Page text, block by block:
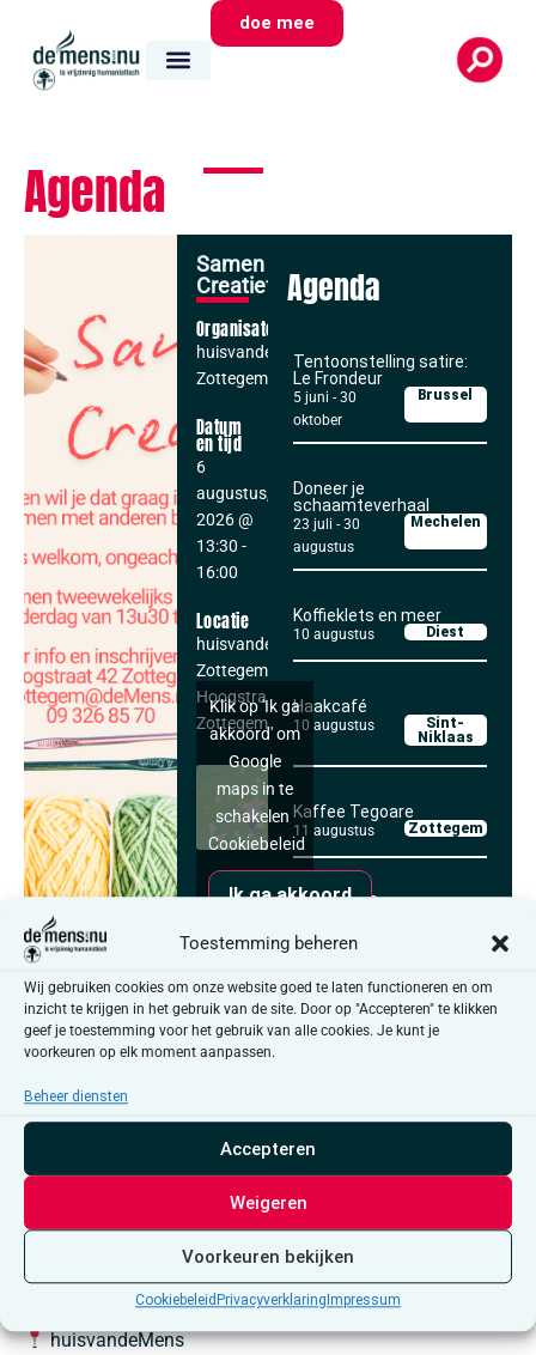
Toestemming beheren
Wij gebruiken cookies om onze website goed te laten functioneren en om
inzicht te krijgen in het gebruik van de site. Door op "Accepteren" te klikken
geef je toestemming voor het gebruik van alle cookies. Je kunt je
voorkeuren op elk moment aanpassen.
Beheer diensten
Accepteren
Weigeren
Voorkeuren bekijken
Cookiebeleid Privacyverklaring Impressum
doe mee
Agenda
Samen
Creatief
Organisator
huisvandeMens
Zottegem
Datum
en tijd
6
augustus,
2026@
13:30 -
16:00
Locatie
huisvandeMens
Zottegem
Hoogstraat 42
Zottegem, 9620
Klik op 'Ik ga
akkoord' om
Google
maps in te
schakelen
Cookiebeleid
Ik ga akkoord
SAMEN CREATIEF
Je bent zeker niet verplicht
om telkens aanwezig te zijn.
Kom wanneer het jou past
en je daar zin in hebt. Je kan
eventueel eigen werk
meenemen en er hier verder
aan werken. Dat kan tevens
een inspiratie betekenen
Donderdag 5 en 19 maart
2026
13u30 – 16u00
huisvandeMens
Agenda
Tentoonstelling satire:
Le Frondeur
5 juni - 30
oktober
Brussel
Doneer je
schaamteverhaal
23 juli - 30
augustus
Mechelen
Koffieklets en meer
10 augustus Diest
Haakcafé
10 augustus
Sint-
Niklaas
Kaffee Tegoare
11 augustus Zottegem
Anders in Bree:
11 augustus
Alle activiteiten